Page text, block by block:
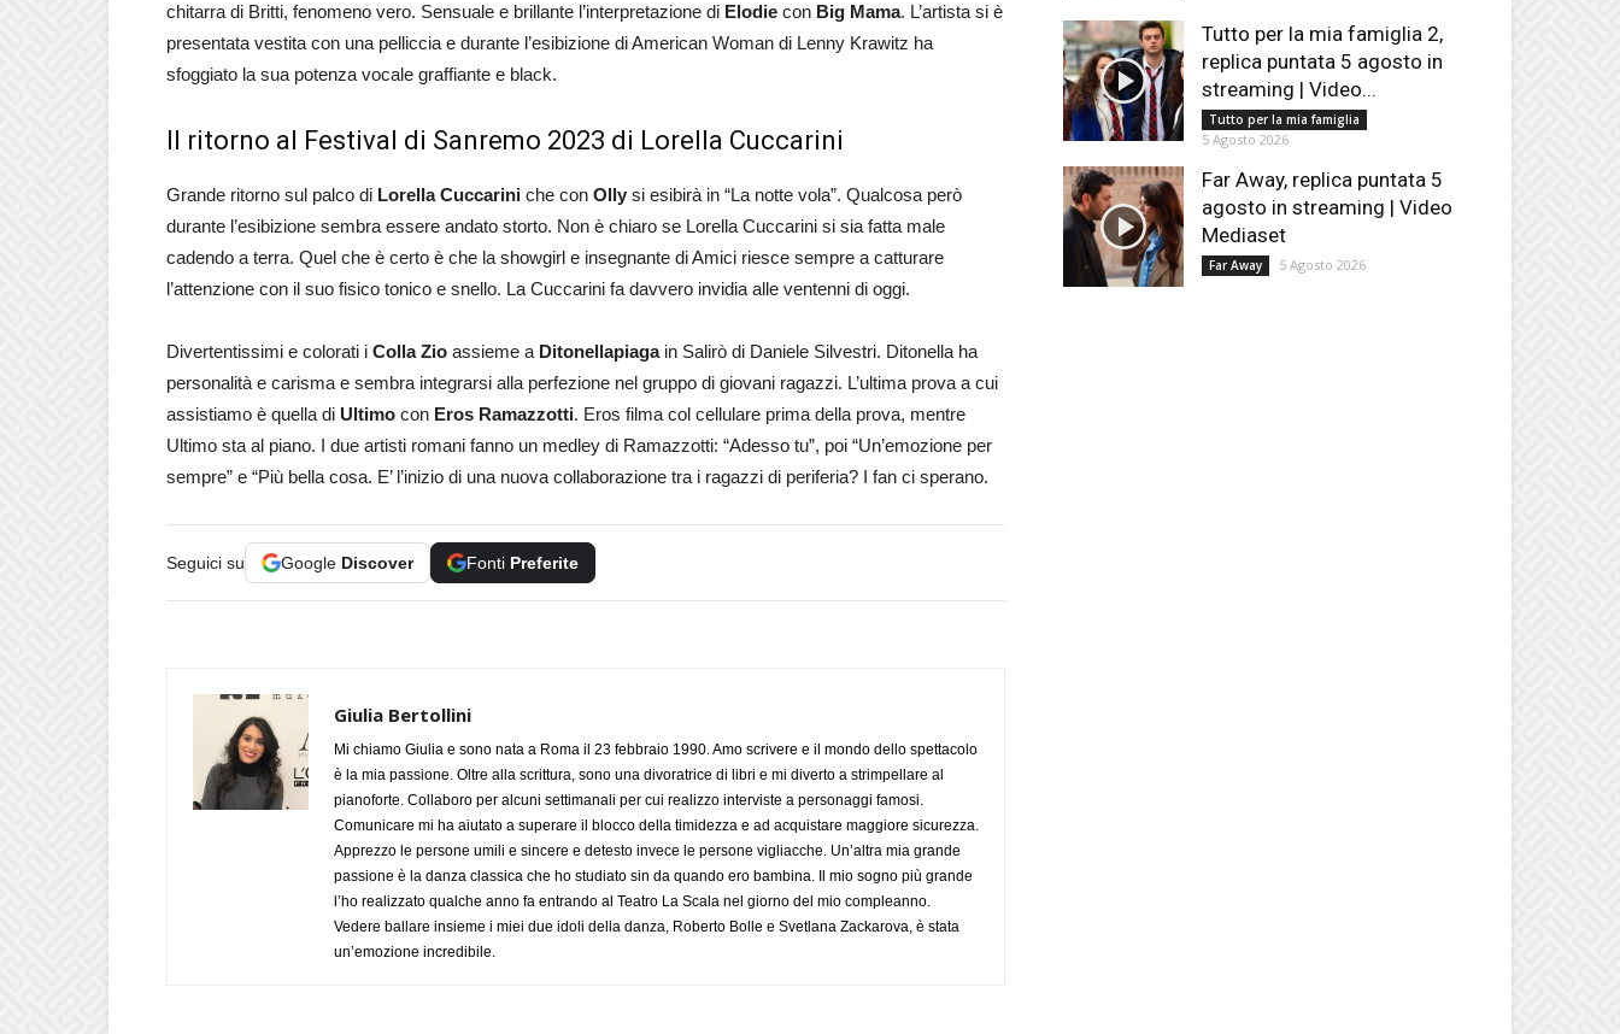
chitarra di Britti, fenomeno vero. Sensuale e brillante l’interpretazione di Elodie con Big Mama. L’artista si è
presentata vestita con una pelliccia e durante l’esibizione di American Woman di Lenny Krawitz ha
sfoggiato la sua potenza vocale graffiante e black.
Il ritorno al Festival di Sanremo 2023 di Lorella Cuccarini
Grande ritorno sul palco di Lorella Cuccarini che con Olly si esibirà in “La notte vola”. Qualcosa però
durante l’esibizione sembra essere andato storto. Non è chiaro se Lorella Cuccarini si sia fatta male
cadendo a terra. Quel che è certo è che la showgirl e insegnante di Amici riesce sempre a catturare
l’attenzione con il suo fisico tonico e snello. La Cuccarini fa davvero invidia alle ventenni di oggi.
Divertentissimi e colorati i Colla Zio assieme a Ditonellapiagain Salirò di Daniele Silvestri. Ditonella ha
personalità e carisma e sembra integrarsi alla perfezione nel gruppo di giovani ragazzi. L’ultima prova a cui
assistiamo è quella di Ultimo con Eros Ramazzotti. Eros filma col cellulare prima della prova, mentre
Ultimo sta al piano. I due artisti romani fanno un medley di Ramazzotti: “Adesso tu”, poi “Un’emozione per
sempre” e “Più bella cosa. E’ l’inizio di una nuova collaborazione tra i ragazzi di periferia? I fan ci sperano.
Seguici su Google Discover Fonti Preferite
Giulia Bertollini
Mi chiamo Giulia e sono nata a Roma il 23 febbraio 1990. Amo scrivere e il mondo dello spettacolo
è la mia passione. Oltre alla scrittura, sono una divoratrice di libri e mi diverto a strimpellare al
pianoforte. Collaboro per alcuni settimanali per cui realizzo interviste a personaggi famosi.
Comunicare mi ha aiutato a superare il blocco della timidezza e ad acquistare maggiore sicurezza.
Apprezzo le persone umili e sincere e detesto invece le persone vigliacche. Un’altra mia grande
passione è la danza classica che ho studiato sin da quando ero bambina. Il mio sogno più grande
l’ho realizzato qualche anno fa entrando al Teatro La Scala nel giorno del mio compleanno.
Vedere ballare insieme i miei due idoli della danza, Roberto Bolle e Svetlana Zackarova, è stata
un’emozione incredibile.
Tutto per la mia famiglia 2,
replica puntata 5 agosto in
streaming | Video...
Tutto per la mia famiglia
5 Agosto 2026
Far Away, replica puntata 5
agosto in streaming | Video
Mediaset
Far Away 5 Agosto 2026